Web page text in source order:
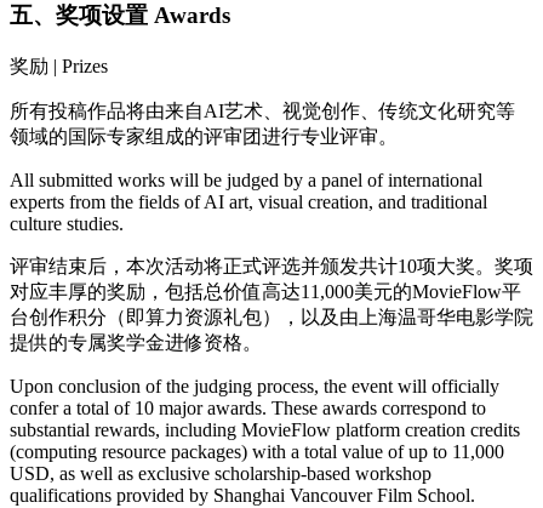
五、奖项设置 Awards
奖励 | Prizes
所有投稿作品将由来自AI艺术、视觉创作、传统文化研究等
领域的国际专家组成的评审团进行专业评审。
All submitted works will be judged by a panel of international
experts from the fields of AI art, visual creation, and traditional
culture studies.
评审结束后，本次活动将正式评选并颁发共计10项大奖。奖项
对应丰厚的奖励，包括总价值高达11,000美元的MovieFlow平
台创作积分（即算力资源礼包），以及由上海温哥华电影学院
提供的专属奖学金进修资格。
Upon conclusion of the judging process, the event will officially
confer a total of 10 major awards. These awards correspond to
substantial rewards, including MovieFlow platform creation credits
(computing resource packages) with a total value of up to 11,000
USD, as well as exclusive scholarship-based workshop
qualifications provided by Shanghai Vancouver Film School.